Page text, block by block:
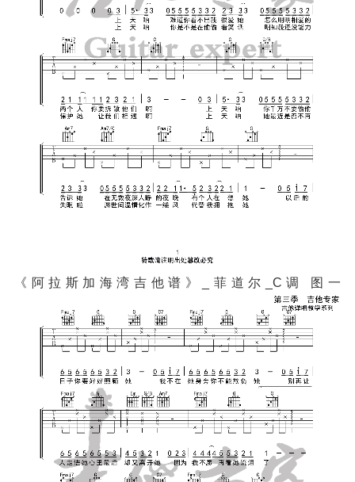
《阿拉斯加海湾吉他谱》_菲道尔_C调 图一